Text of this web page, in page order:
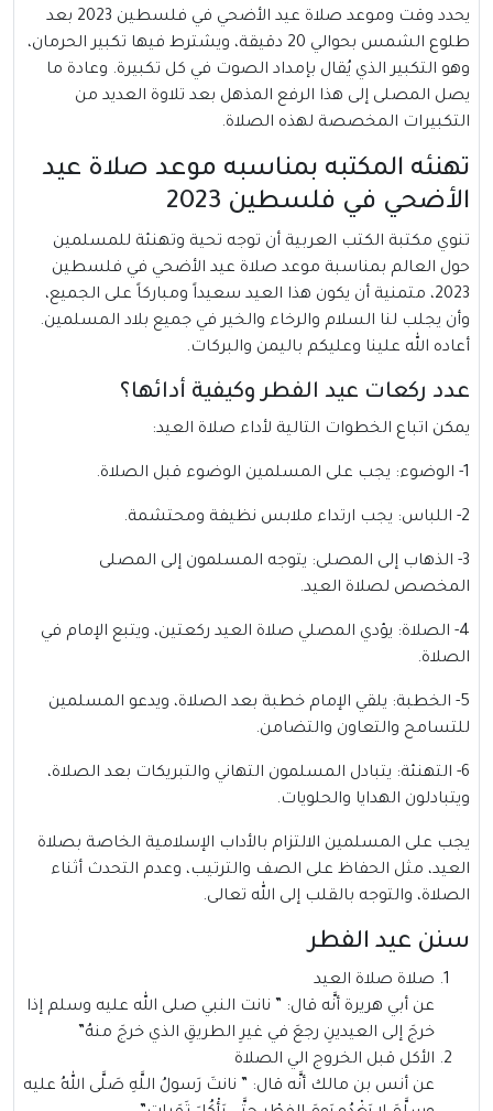
يحدد وقت وموعد صلاة عيد الأضحي في فلسطين 2023 بعد
طلوع الشمس بحوالي 20 دقيقة، ويشترط فيها تكبير الحرمان،
وهو التكبير الذي يُقال بإمداد الصوت في كل تكبيرة. وعادة ما
يصل المصلى إلى هذا الرفع المذهل بعد تلاوة العديد من
التكبيرات المخصصة لهذه الصلاة.
تهنئه المكتبه بمناسبه موعد صلاة عيد
الأضحي في فلسطين 2023
تنوي مكتبة الكتب العربية أن توجه تحية وتهنئة للمسلمين
حول العالم بمناسبة موعد صلاة عيد الأضحي في فلسطين
2023، متمنية أن يكون هذا العيد سعيداً ومباركاً على الجميع،
وأن يجلب لنا السلام والرخاء والخير في جميع بلاد المسلمين.
أعاده الله علينا وعليكم باليمن والبركات.
عدد ركعات عيد الفطر وكيفية أدائها؟
يمكن اتباع الخطوات التالية لأداء صلاة العيد:
1- الوضوء: يجب على المسلمين الوضوء قبل الصلاة.
2- اللباس: يجب ارتداء ملابس نظيفة ومحتشمة.
3- الذهاب إلى المصلى: يتوجه المسلمون إلى المصلى
المخصص لصلاة العيد.
4- الصلاة: يؤدي المصلي صلاة العيد ركعتين، ويتبع الإمام في
الصلاة.
5- الخطبة: يلقي الإمام خطبة بعد الصلاة، ويدعو المسلمين
للتسامح والتعاون والتضامن.
6- التهنئة: يتبادل المسلمون التهاني والتبريكات بعد الصلاة،
ويتبادلون الهدايا والحلويات.
يجب على المسلمين الالتزام بالأداب الإسلامية الخاصة بصلاة
العيد، مثل الحفاظ على الصف والترتيب، وعدم التحدث أثناء
الصلاة، والتوجه بالقلب إلى الله تعالى.
سنن عيد الفطر
صلاة صلاة العيد
عن أبي هريرة أنَّه قال: ” نانت النبي صلى الله عليه وسلم إذا
خرجَ إلى العيدينِ رجعَ في غيرِ الطريقِ الذي خرجَ منهُ”
الأكل قبل الخروج الي الصلاة
عن أنس بن مالك أنَّه قال: ” نانتَ رَسولُ اللَّهِ صَلَّى اللهُ عليه